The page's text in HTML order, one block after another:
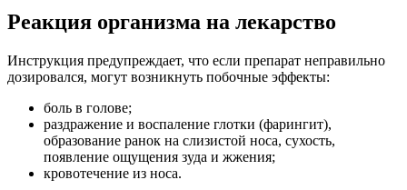
Реакция организма на лекарство
Инструкция предупреждает, что если препарат неправильно
дозировался, могут возникнуть побочные эффекты:
боль в голове;
раздражение и воспаление глотки (фарингит),
образование ранок на слизистой носа, сухость,
появление ощущения зуда и жжения;
кровотечение из носа.